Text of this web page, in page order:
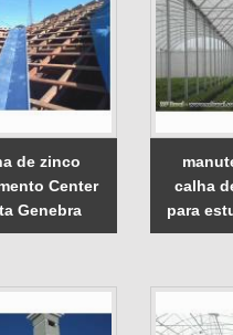
de zinco
Center
Genebra
calha
para